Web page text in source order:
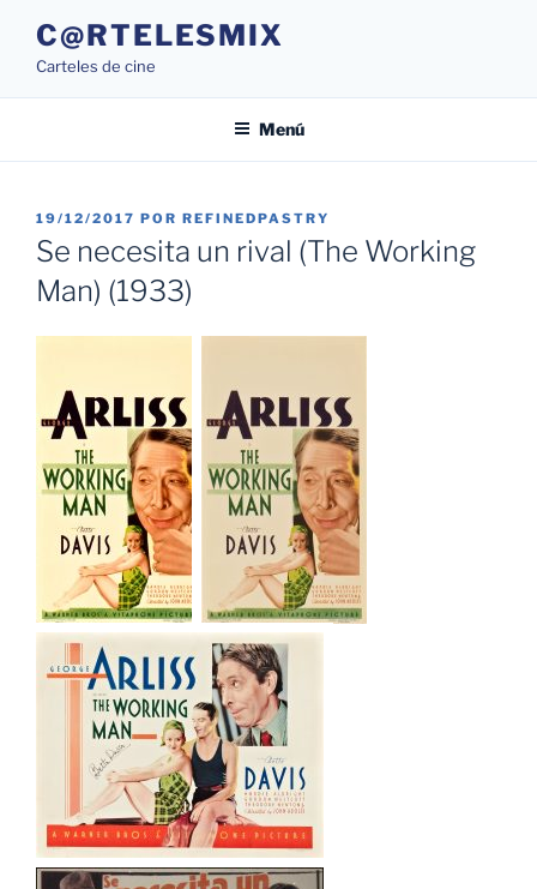
contenido
C@RTELESMIX
Carteles de cine
Menú
PUBLICADO
EL
19/12/2017 POR REFINEDPASTRY
Se necesita un rival (The Working
Man) (1933)